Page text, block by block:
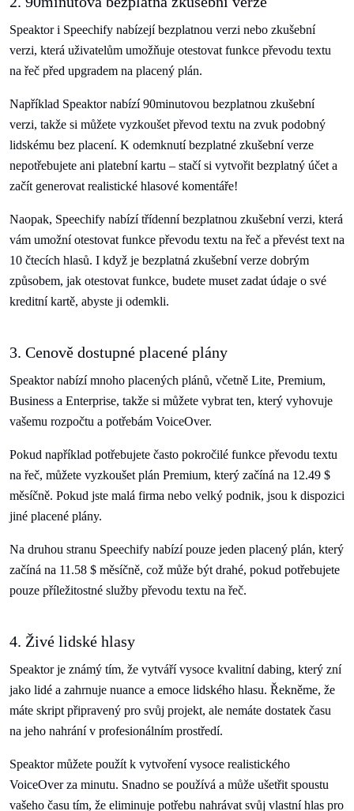
Speaktor i Speechify nabízejí bezplatnou verzi nebo zkušební
verzi, která uživatelům umožňuje otestovat funkce převodu textu
na řeč před upgradem na placený plán.
Například Speaktor nabízí 90minutovou bezplatnou zkušební
verzi, takže si můžete vyzkoušet převod textu na zvuk podobný
lidskému bez placení. K odemknutí bezplatné zkušební verze
nepotřebujete ani platební kartu – stačí si vytvořit bezplatný účet a
začít generovat realistické hlasové komentáře!
Naopak, Speechify nabízí třídenní bezplatnou zkušební verzi, která
vám umožní otestovat funkce převodu textu na řeč a převést text na
10 čtecích hlasů. I když je bezplatná zkušební verze dobrým
způsobem, jak otestovat funkce, budete muset zadat údaje o své
kreditní kartě, abyste ji odemkli.
3. Cenově dostupné placené plány
Speaktor nabízí mnoho placených plánů, včetně Lite, Premium,
Business a Enterprise, takže si můžete vybrat ten, který vyhovuje
vašemu rozpočtu a potřebám VoiceOver.
Pokud například potřebujete často pokročilé funkce převodu textu
na řeč, můžete vyzkoušet plán Premium, který začíná na 12.49 $
měsíčně. Pokud jste malá firma nebo velký podnik, jsou k dispozici
jiné placené plány.
Na druhou stranu Speechify nabízí pouze jeden placený plán, který
začíná na 11.58 $ měsíčně, což může být drahé, pokud potřebujete
pouze příležitostné služby převodu textu na řeč.
4. Živé lidské hlasy
Speaktor je známý tím, že vytváří vysoce kvalitní dabing, který zní
jako lidé a zahrnuje nuance a emoce lidského hlasu. Řekněme, že
máte skript připravený pro svůj projekt, ale nemáte dostatek času
na jeho nahrání v profesionálním prostředí.
Speaktor můžete použít k vytvoření vysoce realistického
VoiceOver za minutu. Snadno se používá a může ušetřit spoustu
vašeho času tím, že eliminuje potřebu nahrávat svůj vlastní hlas pro